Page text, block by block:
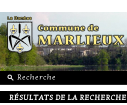
RÉSULTATS DE LA RECHERCHE